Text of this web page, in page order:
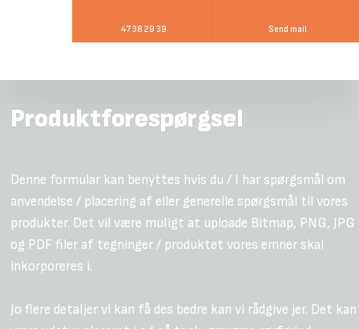
47 38 29 39 Send mail
Produktforespørgsel​
​Denne formular kan benyttes hvis du / I har spørgsmål om
anvendelse / placering af eller generelle spørgsmål til vores
produkter. Det vil være muligt at uploade Bitmap, PNG, JPG
og PDF filer af tegninger / produktet vores emner skal
inkorporeres i.
Jo flere detaljer vi kan få des bedre kan vi rådgive jer. Det kan